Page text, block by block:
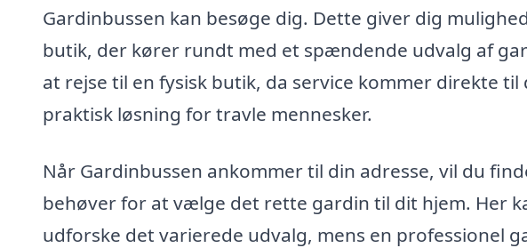
Gardinbussen kan besøge dig. Dette giver dig
butik, der kører rundt med et spændende udvalg af
at rejse til en fysisk butik, da service kommer direkte
praktisk løsning for travle mennesker.
Når Gardinbussen ankommer til din adresse, vil du
behøver for at vælge det rette gardin til dit hjem. Her
udforske det varierede udvalg, mens en professionel